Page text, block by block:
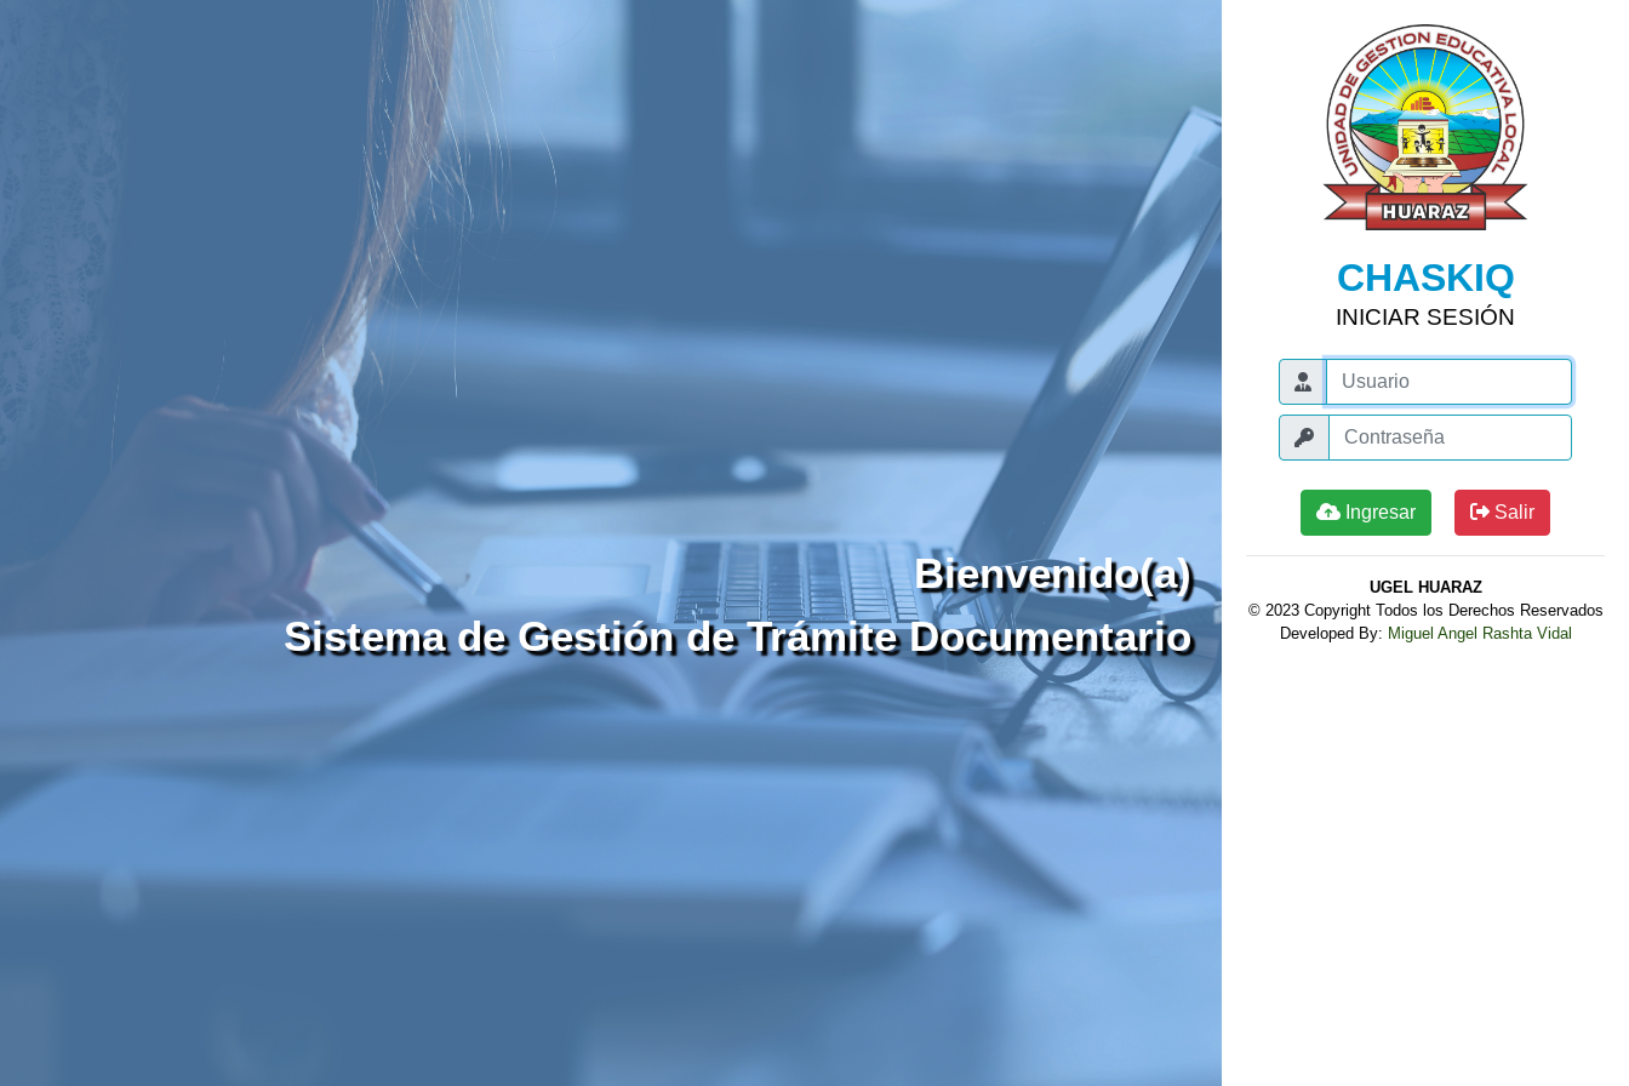
Bienvenido(a)
Sistema de Gestión de Trámite Documentario
CHASKIQ
INICIAR SESIÓN
Ingresar Salir
UGEL HUARAZ
© 2023 Copyright Todos los Derechos Reservados
Developed By: Miguel Angel Rashta Vidal